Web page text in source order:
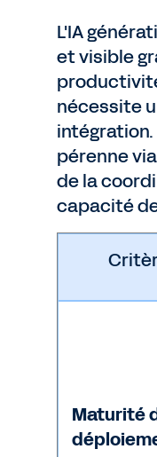
L'IA
et visible
nécessite
pérenne
de la
capacité
Maturité